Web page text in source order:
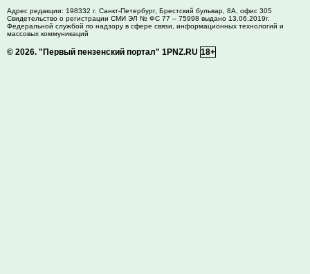
Адрес редакции: 198332 г. Санкт-Петербург, Брестский бульвар, 8А, офис 305
Свидетельство о регистрации СМИ ЭЛ № ФС 77 – 75998 выдано 13.06.2019г.
Федеральной службой по надзору в сфере связи, информационных технологий и
массовых коммуникаций
© 2026. "Первый пензенский портал" 1PNZ.RU 18+